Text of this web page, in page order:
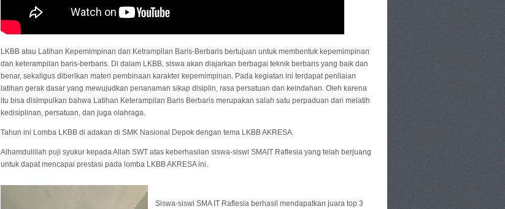
LKBB atau Latihan Kepemimpinan dan Ketrampilan Baris-Berbaris bertujuan untuk membentuk kepemimpinan
dan keterampilan baris-berbaris. Di dalam LKBB, siswa akan diajarkan berbagai teknik berbaris yang baik dan
benar, sekaligus diberikan materi pembinaan karakter kepemimpinan. Pada kegiatan ini terdapat penilaian
latihan gerak dasar yang mewujudkan penanaman sikap disiplin, rasa persatuan dan keindahan. Oleh karena
itu bisa disimpulkan bahwa Latihan Keterampilan Baris Berbaris merupakan salah satu perpaduan dari melatih
kedisiplinan, persatuan, dan juga olahraga.
Tahun ini Lomba LKBB di adakan di SMK Nasional Depok dengan tema LKBB AKRESA.
Alhamdulillah puji syukur kepada Allah SWT atas keberhasilan siswa-siswi SMAIT Raflesia yang telah berjuang
untuk dapat mencapai prestasi pada lomba LKBB AKRESA ini.
Siswa-siswi SMA IT Raflesia berhasil mendapatkan juara top 3